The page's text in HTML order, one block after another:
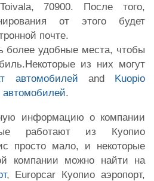
70900. После того,
от этого будет
почте.
более удобные места, чтобы
из них могут
автомобилей and Kuopio
автомобилей.
информацию о компании
работают из Куопио
просто мало, и некоторые
компании можно найти на
, Europcar Куопио аэропорт,